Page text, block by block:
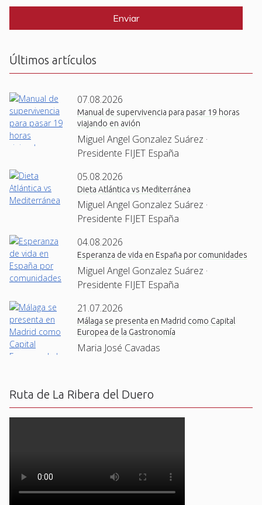
Últimos artículos
07.08.2026
Manual de supervivencia para pasar 19 horas
viajando en avión
Miguel Angel Gonzalez Suárez ·
Presidente FIJET España
05.08.2026
Dieta Atlántica vs Mediterránea
Miguel Angel Gonzalez Suárez ·
Presidente FIJET España
04.08.2026
Esperanza de vida en España por comunidades
Miguel Angel Gonzalez Suárez ·
Presidente FIJET España
21.07.2026
Málaga se presenta en Madrid como Capital
Europea de la Gastronomía
Maria José Cavadas
Ruta de La Ribera del Duero